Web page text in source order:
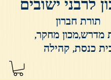
לרבני ישובים
תורת חברון
מדרש,מכון מחקר,
כנסת, קהילה